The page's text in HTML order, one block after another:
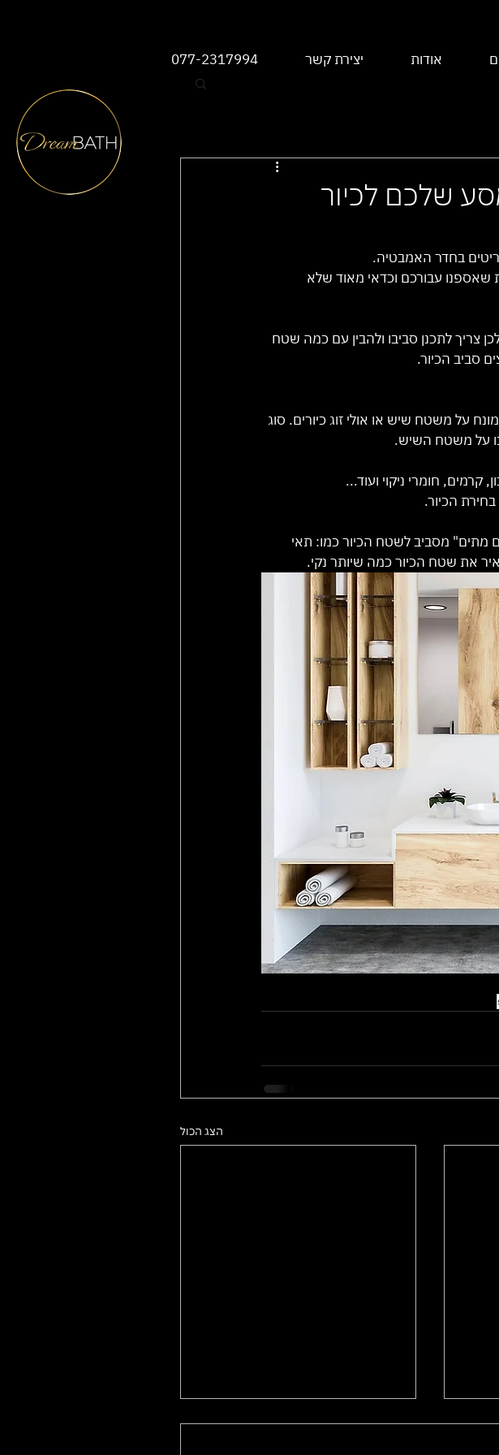
אודות יצירת קשר 077-2317994
שלכם לכיור
בחדר האמבטיה.
שאספנו עבורכם וכדאי מאוד שלא
צריך לתכנן סביבו ולהבין עם כמה שטח
סביב הכיור.
על משטח שיש או אולי זוג כיורים. סוג
על משטח השיש.
קרמים, חומרי ניקוי ועוד...
הכיור.
מתים" מסביב לשטח הכיור כמו: תאי
את שטח הכיור כמה שיותר נקי.
הצג הכול